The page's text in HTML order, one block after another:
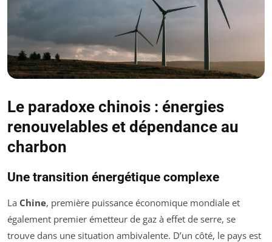
Le paradoxe chinois : énergies
renouvelables et dépendance au
charbon
Une transition énergétique complexe
La Chine, première puissance économique mondiale et
également premier émetteur de gaz à effet de serre, se
trouve dans une situation ambivalente. D’un côté, le pays est